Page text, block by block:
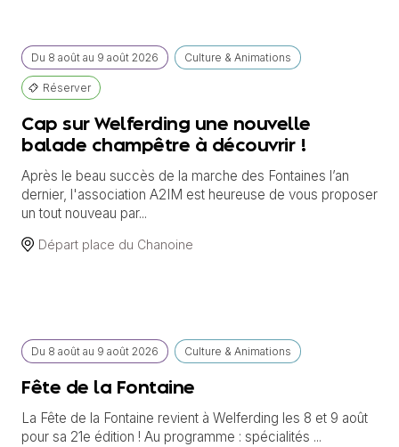
Du 8 août au 9 août 2026 Culture & Animations
Réserver
Cap sur Welferding une nouvelle
balade champêtre à découvrir !
Après le beau succès de la marche des Fontaines l’an
dernier, l'association A2IM est heureuse de vous proposer
un tout nouveau par...
Départ place du Chanoine
Du 8 août au 9 août 2026 Culture & Animations
Fête de la Fontaine
La Fête de la Fontaine revient à Welferding les 8 et 9 août
pour sa 21e édition ! Au programme : spécialités ...